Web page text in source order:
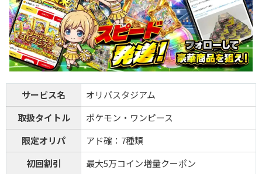
サービス名
オリパスタジアム
取扱タイトル
ポケモン・ワンピース
限定オリパ
アド確：7種類
初回割引
最大5万コイン増量クーポン